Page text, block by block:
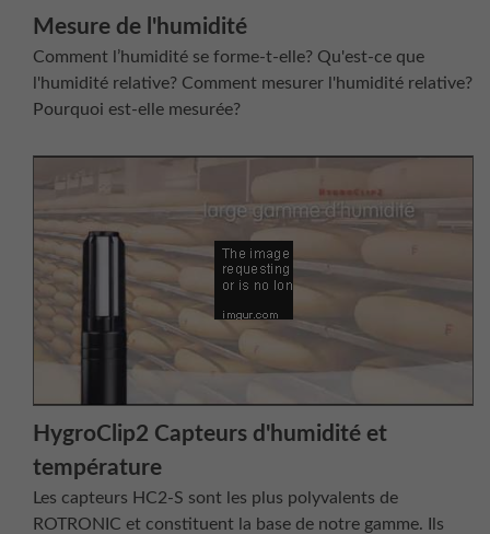
Mesure de l'humidité
Comment l’humidité se forme-t-elle? Qu'est-ce que
l'humidité relative? Comment mesurer l'humidité relative?
Pourquoi est-elle mesurée?
HygroClip2 Capteurs d'humidité et
température
Les capteurs HC2-S sont les plus polyvalents de
ROTRONIC et constituent la base de notre gamme. Ils